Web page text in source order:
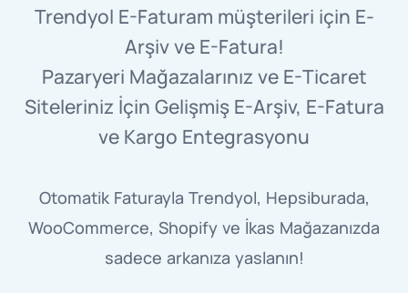
Trendyol E-Faturam müşterileri için E-
Arşiv ve E-Fatura!
Pazaryeri Mağazalarınız ve E-Ticaret
Siteleriniz İçin Gelişmiş E-Arşiv, E-Fatura
ve Kargo Entegrasyonu
Otomatik Faturayla Trendyol, Hepsiburada,
WooCommerce, Shopify ve İkas Mağazanızda
sadece arkanıza yaslanın!